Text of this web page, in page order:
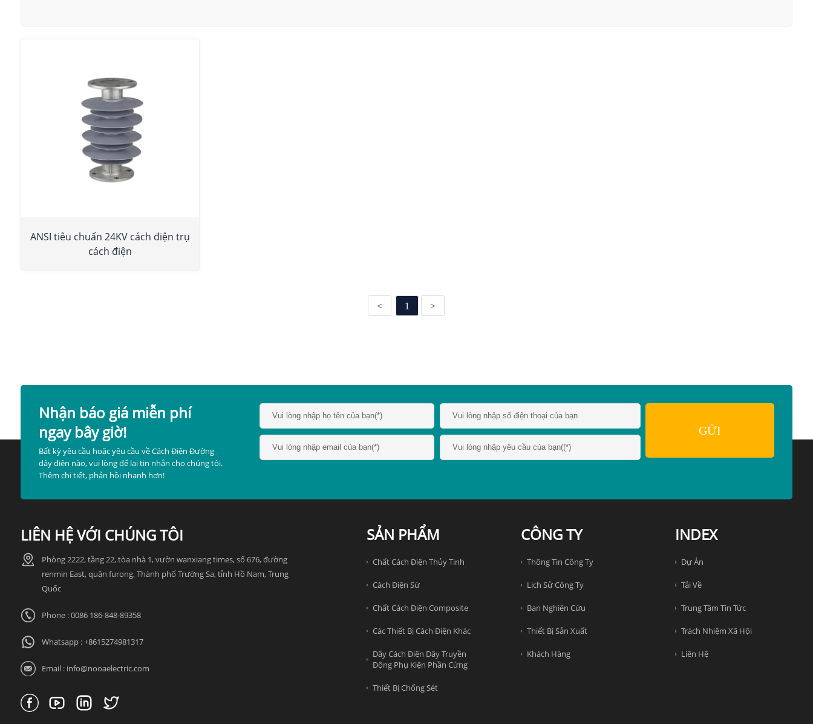
ANSI tiêu chuẩn 24KV cách điện trụ
cách điện
< 1 >
Nhận báo giá miễn phí
ngay bây giờ!
Bất kỳ yêu cầu hoặc yêu cầu về Cách Điện Đường
dây điện nào, vui lòng để lại tin nhắn cho chúng tôi.
Thêm chi tiết, phản hồi nhanh hơn!
LIÊN HỆ VỚI CHÚNG TÔI
Phòng 2222, tầng 22, tòa nhà 1, vườn wanxiang times, số 676, đường
renmin East, quận furong, Thành phố Trường Sa, tỉnh Hồ Nam, Trung
Quốc
Phone : 0086 186-848-89358
Whatsapp :+8615274981317
Email : info@nooaelectric.com
SẢN PHẨM
Chất Cách Điện Thủy Tinh
Cách Điện Sứ
Chất Cách Điện Composite
Các Thiết Bị Cách Điện Khác
Dây Cách Điện Dây Truyền
Động Phụ Kiện Phần Cứng
Thiết Bị Chống Sét
CÔNG TY
Thông Tin Công Ty
Lịch Sử Công Ty
Ban Nghiên Cứu
Thiết Bị Sản Xuất
Khách Hàng
INDEX
Dự Án
Tải Về
Trung Tâm Tin Tức
Trách Nhiệm Xã Hội
Liên Hệ